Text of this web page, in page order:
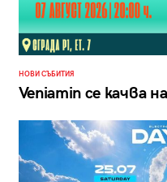
НОВИ СЪБИТИЯ
Veniamin се качва